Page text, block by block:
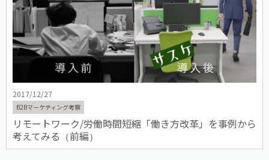
2017/12/27
B2Bマーケティング考察
リモートワーク/労働時間短縮「働き方改革」を事例から
考えてみる（前編）